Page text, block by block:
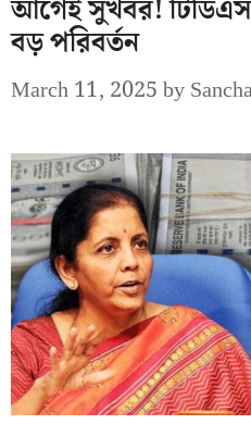
আগেই সুখবর!
বড় পরিবর্তন
March 11, 2025by